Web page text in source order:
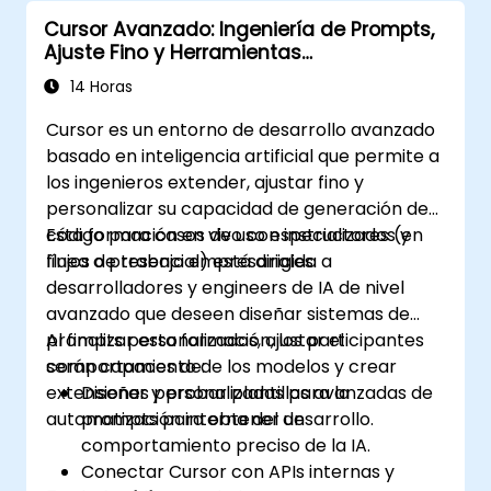
Cursor Avanzado: Ingeniería de Prompts,
Ajuste Fino y Herramientas
Personalizadas
14 Horas
Cursor es un entorno de desarrollo avanzado
basado en inteligencia artificial que permite a
los ingenieros extender, ajustar fino y
personalizar su capacidad de generación de
código para casos de uso especializados y
flujos de trabajo empresariales.
Esta formación en vivo con instructores (en
línea o presencial) está dirigida a
desarrolladores y engineers de IA de nivel
avanzado que deseen diseñar sistemas de
prompts personalizados, ajustar el
comportamiento de los modelos y crear
extensiones personalizadas para la
automatización interna del desarrollo.
Al finalizar esta formación, los participantes
serán capaces de:
Diseñar y probar plantillas avanzadas de
prompts para obtener un
comportamiento preciso de la IA.
Conectar Cursor con APIs internas y